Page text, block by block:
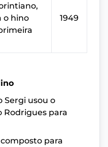
o hino
1949
Sergi usou o
Rodrigues para
para